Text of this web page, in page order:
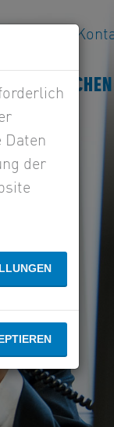
BRANCHEN
Daten
der